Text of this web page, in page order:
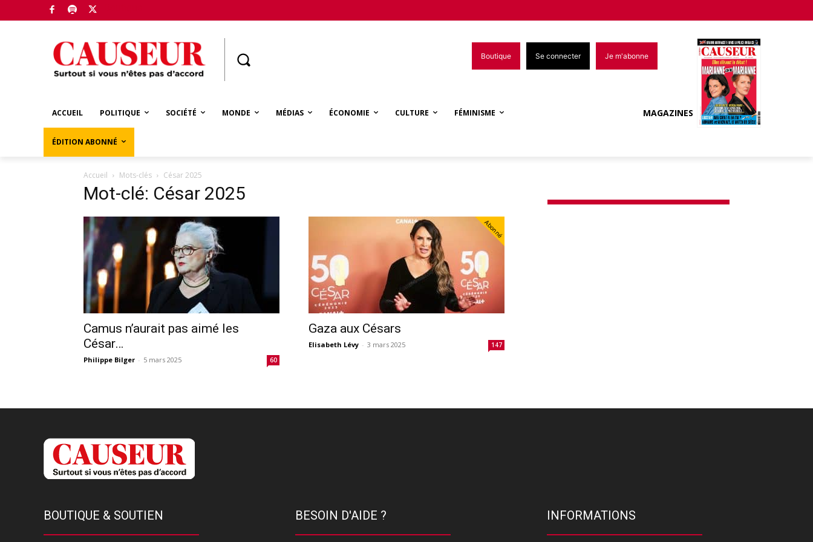
Boutique Se connecter Je m'abonne
ACCUEIL POLITIQUE SOCIÉTÉ MONDE MÉDIAS ÉCONOMIE CULTURE FÉMINISME
ÉDITION ABONNÉ
MAGAZINES
Accueil Mots-clés César 2025
Mot-clé: César 2025
Camus n’aurait pas aimé les
César…
Philippe Bilger - 5 mars 2025 60
Abonné
Gaza aux Césars
Elisabeth Lévy - 3 mars 2025 147
BOUTIQUE & SOUTIEN BESOIN D'AIDE ? INFORMATIONS